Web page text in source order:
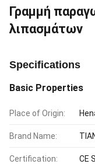
Γραμμή
λιπασμάτων
Specifications
Basic Properties
Place of Origin:
Brand Name:
Certification: CE